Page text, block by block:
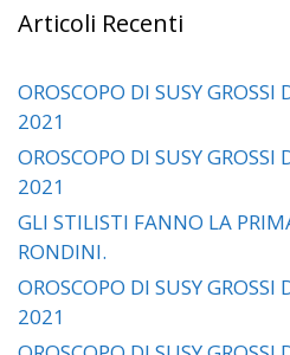
Articoli Recenti
OROSCOPO DI SUSY
2021
OROSCOPO DI SUSY
2021
GLI STILISTI FANNO LA
RONDINI.
OROSCOPO DI SUSY
2021